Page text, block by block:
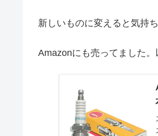
新しいものに変えると気持
Amazonにも売ってました。